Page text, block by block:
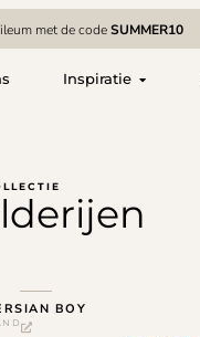
met de codeSUMMER10
Inspiratie
BOY